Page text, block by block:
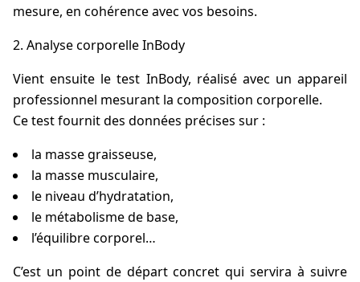
mesure, en cohérence avec vos besoins.
Analyse corporelle InBody
Vient ensuite le test InBody, réalisé avec un appareil
professionnel mesurant la composition corporelle.
Ce test fournit des données précises sur :
la masse graisseuse,
la masse musculaire,
le niveau d’hydratation,
le métabolisme de base,
l’équilibre corporel…
C’est un point de départ concret qui servira à suivre